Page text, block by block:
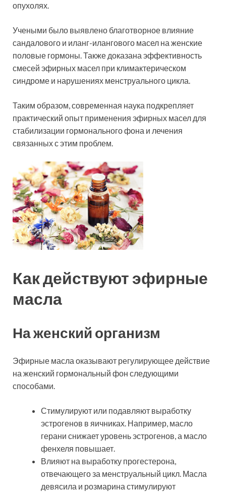
опухолях.
Учеными было выявлено благотворное влияние
сандалового и иланг-илангового масел на женские
половые гормоны. Также доказана эффективность
смесей эфирных масел при климактерическом
синдроме и нарушениях менструального цикла.
Таким образом, современная наука подкрепляет
практический опыт применения эфирных масел для
стабилизации гормонального фона и лечения
связанных с этим проблем.
Как действуют эфирные
масла
На женский организм
Эфирные масла оказывают регулирующее действие
на женский гормональный фон следующими
способами.
Стимулируют или подавляют выработку
эстрогенов в яичниках. Например, масло
герани снижает уровень эстрогенов, а масло
фенхеля повышает.
Влияют на выработку прогестерона,
отвечающего за менструальный цикл. Масла
девясила и розмарина стимулируют